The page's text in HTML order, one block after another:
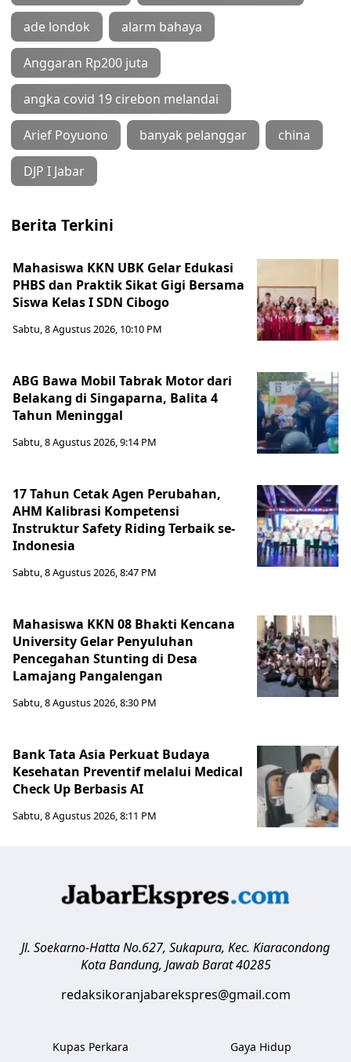
ade londok alarm bahaya
Anggaran Rp200 juta
angka covid 19 cirebon melandai
Arief Poyuono banyak pelanggar china
DJP I Jabar
Berita Terkini
Mahasiswa KKN UBK Gelar Edukasi
PHBS dan Praktik Sikat Gigi Bersama
Siswa Kelas I SDN Cibogo
Sabtu, 8 Agustus 2026, 10:10 PM
ABG Bawa Mobil Tabrak Motor dari
Belakang di Singaparna, Balita 4
Tahun Meninggal
Sabtu, 8 Agustus 2026, 9:14 PM
17 Tahun Cetak Agen Perubahan,
AHM Kalibrasi Kompetensi
Instruktur Safety Riding Terbaik se-
Indonesia
Sabtu, 8 Agustus 2026, 8:47 PM
Mahasiswa KKN 08 Bhakti Kencana
University Gelar Penyuluhan
Pencegahan Stunting di Desa
Lamajang Pangalengan
Sabtu, 8 Agustus 2026, 8:30 PM
Bank Tata Asia Perkuat Budaya
Kesehatan Preventif melalui Medical
Check Up Berbasis AI
Sabtu, 8 Agustus 2026, 8:11 PM
Jl. Soekarno-Hatta No.627, Sukapura, Kec. Kiaracondong
Kota Bandung, Jawab Barat 40285
redaksikoranjabarekspres@gmail.com
Kupas Perkara Gaya Hidup